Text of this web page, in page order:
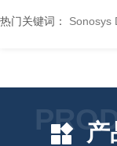
热门关键词： Sonosys
产